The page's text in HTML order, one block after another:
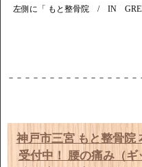
左側に「 もと整骨院 / IN
－－－－－－－－－－－－－－－
神戸市三宮 もと整骨院
受付中！ 腰の痛み（